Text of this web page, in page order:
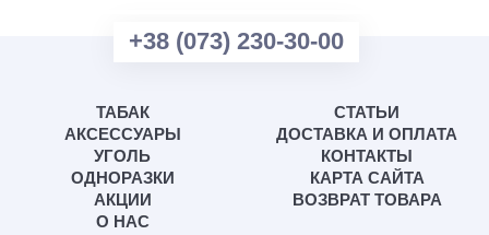
+38 (073) 230-30-00
ТАБАК
АКСЕССУАРЫ
УГОЛЬ
ОДНОРАЗКИ
АКЦИИ
О НАС
СТАТЬИ
ДОСТАВКА И ОПЛАТА
КОНТАКТЫ
КАРТА САЙТА
ВОЗВРАТ ТОВАРА